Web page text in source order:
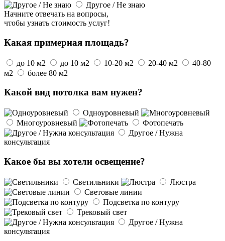
Другое / Не знаю
Начните отвечать на вопросы,
чтобы узнать стоимость услуг!
Какая примерная площадь?
до 10 м2 до 10 м2 10-20 м2 20-40 м2
40-80
м2
более 80 м2
Какой вид потолка вам нужен?
Одноуровневый
Многоуровневый
Фотопечать
Другое / Нужна
консультация
Какое бы вы хотели освещение?
Светильники
Люстра
Световые линии
Подсветка по контуру
Трековый свет
Другое / Нужна
консультация